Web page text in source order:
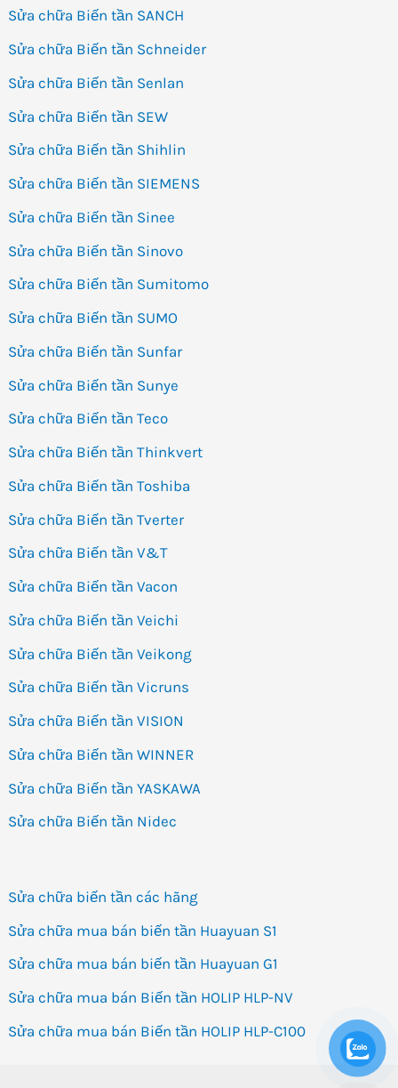
Sửa chữa Biến tần SANCH
Sửa chữa Biến tần Schneider
Sửa chữa Biến tần Senlan
Sửa chữa Biến tần SEW
Sửa chữa Biến tần Shihlin
Sửa chữa Biến tần SIEMENS
Sửa chữa Biến tần Sinee
Sửa chữa Biến tần Sinovo
Sửa chữa Biến tần Sumitomo
Sửa chữa Biến tần SUMO
Sửa chữa Biến tần Sunfar
Sửa chữa Biến tần Sunye
Sửa chữa Biến tần Teco
Sửa chữa Biến tần Thinkvert
Sửa chữa Biến tần Toshiba
Sửa chữa Biến tần Tverter
Sửa chữa Biến tần V&T
Sửa chữa Biến tần Vacon
Sửa chữa Biến tần Veichi
Sửa chữa Biến tần Veikong
Sửa chữa Biến tần Vicruns
Sửa chữa Biến tần VISION
Sửa chữa Biến tần WINNER
Sửa chữa Biến tần YASKAWA
Sửa chữa Biến tần Nidec
Sửa chữa biến tần các hãng
Sửa chữa mua bán biến tần Huayuan S1
Sửa chữa mua bán biến tần Huayuan G1
Sửa chữa mua bán Biến tần HOLIP HLP-NV
Sửa chữa mua bán Biến tần HOLIP HLP-C100